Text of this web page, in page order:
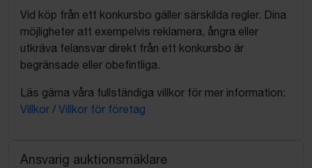
Vid köp från ett konkursbo gäller särskilda regler. Dina
möjligheter att exempelvis reklamera, ångra eller
utkräva felansvar direkt från ett konkursbo är
begränsade eller obefintliga.
Läs gärna våra fullständiga villkor för mer information:
Villkor / Villkor för företag
Ansvarig auktionsmäklare